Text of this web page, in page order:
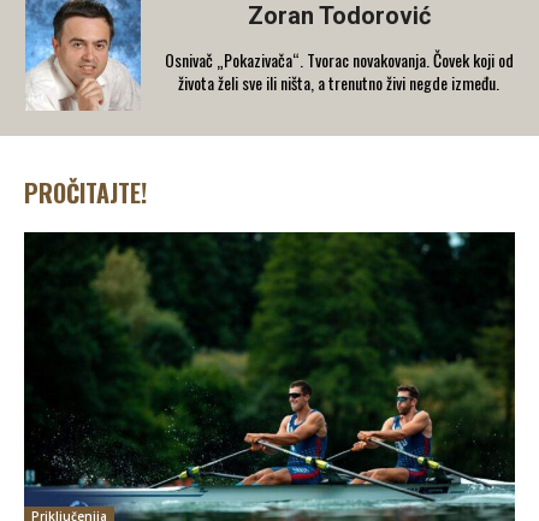
Zoran Todorović
Osnivač „Pokazivača“. Tvorac novakovanja. Čovek koji od
života želi sve ili ništa, a trenutno živi negde između.
PROČITAJTE!
Priključenija